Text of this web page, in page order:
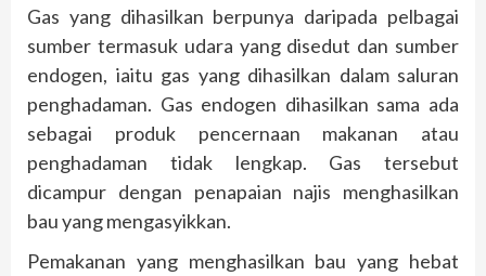
Gas yang dihasilkan berpunya daripada pelbagai
sumber termasuk udara yang disedut dan sumber
endogen, iaitu gas yang dihasilkan dalam saluran
penghadaman. Gas endogen dihasilkan sama ada
sebagai produk pencernaan makanan atau
penghadaman tidak lengkap. Gas tersebut
dicampur dengan penapaian najis menghasilkan
bau yang mengasyikkan.
Pemakanan yang menghasilkan bau yang hebat